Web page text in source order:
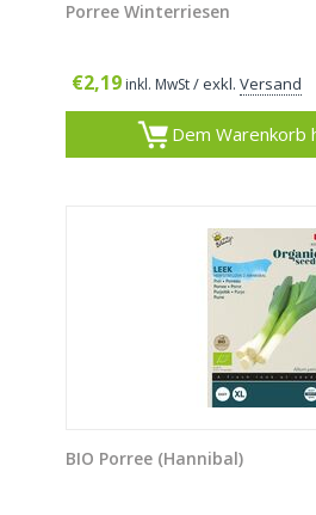
Porree Winterriesen
€2,19 inkl. MwSt/ exkl. Versand
Dem Warenkorb
BIO Porree (Hannibal)